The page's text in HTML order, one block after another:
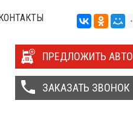
ПРЕДЛОЖИТЬ АВТО
ЗАКАЗАТЬ ЗВОНОК